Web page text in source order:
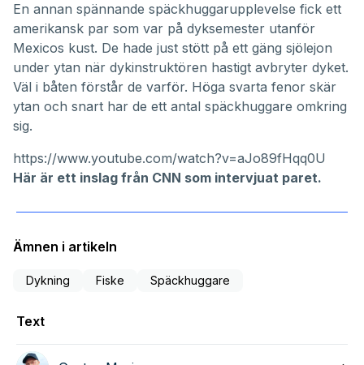
En annan spännande späckhuggarupplevelse fick ett
amerikansk par som var på dyksemester utanför
Mexicos kust. De hade just stött på ett gäng sjölejon
under ytan när dykinstruktören hastigt avbryter dyket.
Väl i båten förstår de varför. Höga svarta fenor skär
ytan och snart har de ett antal späckhuggare omkring
sig.
https://www.youtube.com/watch?v=aJo89fHqq0U
Här är ett inslag från CNN som intervjuat paret.
Ämnen i artikeln
Dykning Fiske Späckhuggare
Text